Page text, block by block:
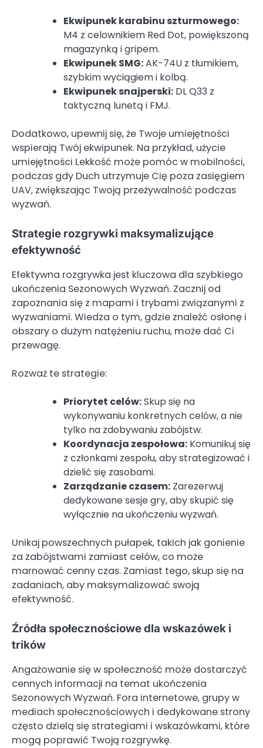
Ekwipunek karabinu szturmowego:
M4 z celownikiem Red Dot, powiększoną
magazynką i gripem.
Ekwipunek SMG:AK-74U z tłumikiem,
szybkim wyciągiem i kolbą.
Ekwipunek snajperski: DL Q33 z
taktyczną lunetą i FMJ.
Dodatkowo, upewnij się, że Twoje umiejętności
wspierają Twój ekwipunek. Na przykład, użycie
umiejętności Lekkość może pomóc w mobilności,
podczas gdy Duch utrzymuje Cię poza zasięgiem
UAV, zwiększając Twoją przeżywalność podczas
wyzwań.
Strategie rozgrywki maksymalizujące
efektywność
Efektywna rozgrywka jest kluczowa dla szybkiego
ukończenia Sezonowych Wyzwań. Zacznij od
zapoznania się z mapami i trybami związanymi z
wyzwaniami. Wiedza o tym, gdzie znaleźć osłonę i
obszary o dużym natężeniu ruchu, może dać Ci
przewagę.
Rozważ te strategie:
Priorytet celów:Skup się na
wykonywaniu konkretnych celów, a nie
tylko na zdobywaniu zabójstw.
Koordynacja zespołowa: Komunikuj się
z członkami zespołu, aby strategizować i
dzielić się zasobami.
Zarządzanie czasem: Zarezerwuj
dedykowane sesje gry, aby skupić się
wyłącznie na ukończeniu wyzwań.
Unikaj powszechnych pułapek, takich jak gonienie
za zabójstwami zamiast celów, co może
marnować cenny czas. Zamiast tego, skup się na
zadaniach, aby maksymalizować swoją
efektywność.
Źródła społecznościowe dla wskazówek i
trików
Angażowanie się w społeczność może dostarczyć
cennych informacji na temat ukończenia
Sezonowych Wyzwań. Fora internetowe, grupy w
mediach społecznościowych i dedykowane strony
często dzielą się strategiami i wskazówkami, które
mogą poprawić Twoją rozgrywkę.